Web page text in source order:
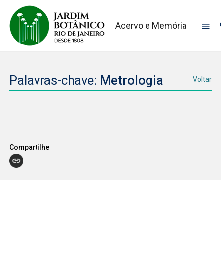
Acervo e Memória
Palavras-chave: Metrologia Voltar
Compartilhe